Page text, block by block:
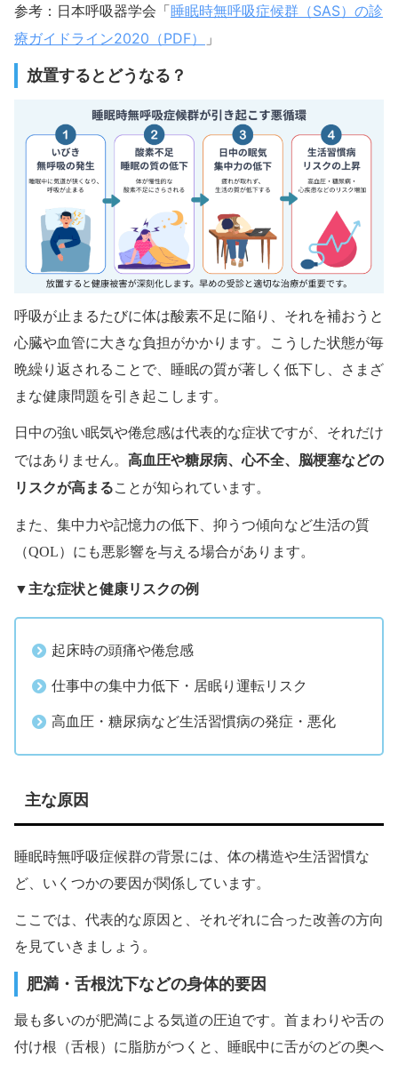
参考：日本呼吸器学会「 睡眠時無呼吸症候群（SAS）の診
療ガイドライン2020（PDF）
」
放置するとどうなる？
呼吸が止まるたびに体は酸素不足に陥り、それを補おうと
心臓や血管に大きな負担がかかります。こうした状態が毎
晩繰り返されることで、睡眠の質が著しく低下し、さまざ
まな健康問題を引き起こします。
日中の強い眠気や倦怠感は代表的な症状ですが、それだけ
ではありません。 高血圧や糖尿病、心不全、脳梗塞などの
リスクが高まることが知られています。
また、集中力や記憶力の低下、抑うつ傾向など生活の質
（QOL）にも悪影響を与える場合があります。
▼ 主な症状と健康リスクの例
起床時の頭痛や倦怠感
仕事中の集中力低下・居眠り運転リスク
高血圧・糖尿病など生活習慣病の発症・悪化
主な原因
睡眠時無呼吸症候群の背景には、体の構造や生活習慣な
ど、いくつかの要因が関係しています。
ここでは、代表的な原因と、それぞれに合った改善の方向
を見ていきましょう。
肥満・舌根沈下などの身体的要因
最も多いのが肥満による気道の圧迫です。首まわりや舌の
付け根（舌根）に脂肪がつくと、睡眠中に舌がのどの奥へ